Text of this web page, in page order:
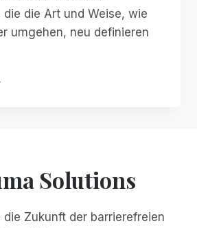
die die Art und Weise, wie
umgehen, neu definieren
Solutions
die Zukunft der barrierefreien